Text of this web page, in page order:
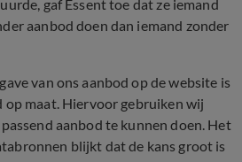
gaf Essent toe dat ze iemand
aanbod doen dan iemand zonder
van ons aanbod op de website is
op maat. Hiervoor gebruiken wij
aanbod te kunnen doen. Het
blijkt dat de kans groot is